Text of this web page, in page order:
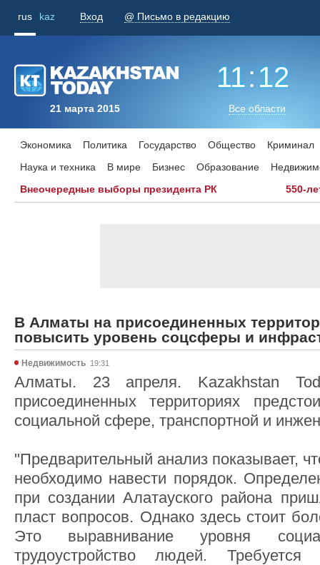
rus kaz Вход @ Письмо в редакцию
21 марта 2015
11: 12
Все области
Экономика Политика Государство Общество
Криминал
Наука и техника
В мире Бизнес Образование
Внеочередные выборы президента РК
550-
В Алматы на присоединенных
повысить уровень соцсферы и
Недвижимость 19:31
Алматы. 23 апреля. Kazakhstan
присоединенных территориях
социальной сфере, транспортной и
"Предварительный анализ показывает,
необходимо навести порядок.
при создании Алатауского района
пласт вопросов. Однако здесь стоит
Это выравнивание уровня
трудоустройство людей. Требуется